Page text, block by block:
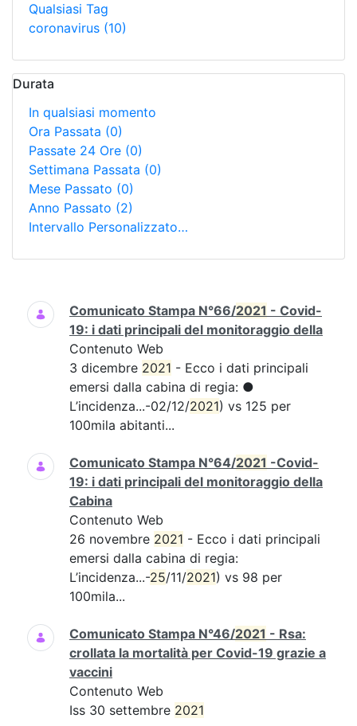
Qualsiasi Tag
coronavirus (10)
Durata
In qualsiasi momento
Ora Passata (0)
Passate 24 Ore (0)
Settimana Passata (0)
Mese Passato (0)
Anno Passato (2)
Intervallo Personalizzato…
Ricerca
Comunicato Stampa N°66/2021 - Covid-
19: i dati principali del monitoraggio della
Contenuto Web
3 dicembre 2021 - Ecco i dati principali
emersi dalla cabina di regia: ●
L’incidenza...-02/12/2021) vs 125 per
100mila abitanti...
Comunicato Stampa N°64/2021 -Covid-
19: i dati principali del monitoraggio della
Cabina
Contenuto Web
26 novembre 2021 - Ecco i dati principali
emersi dalla cabina di regia:
L’incidenza...-25/11/2021) vs 98 per
100mila...
Comunicato Stampa N°46/2021 - Rsa:
crollata la mortalità per Covid-19 grazie a
vaccini
Contenuto Web
Iss 30 settembre 2021